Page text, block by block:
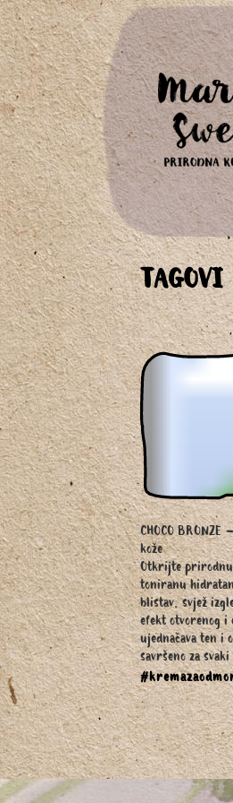
CHOCO
kože
Otkrijte prirodnu
toniranu
blistav, svjež
efekt otvorenog i
ujednačava ten i
savršeno za